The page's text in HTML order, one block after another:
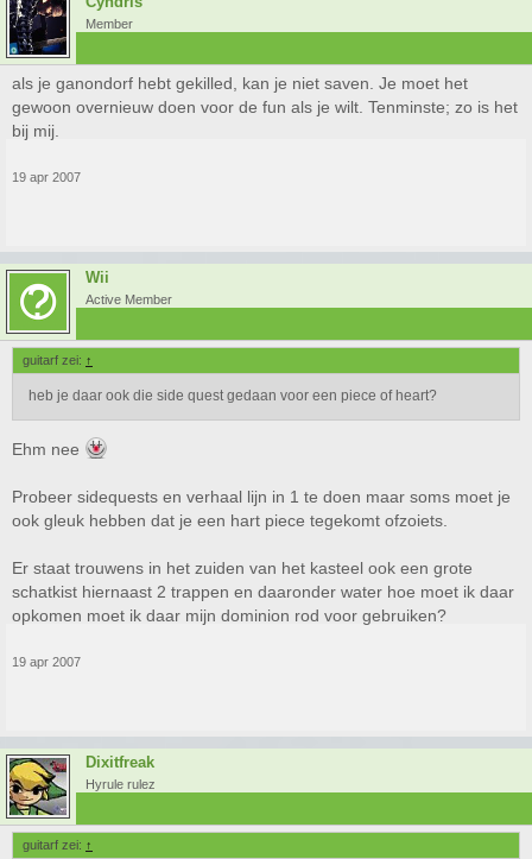
Member
als je ganondorf hebt gekilled, kan je niet saven. Je moet het
gewoon overnieuw doen voor de fun als je wilt. Tenminste; zo is het
bij mij.
19 apr 2007
Wii
Active Member
guitarf zei: ↑
heb je daar ook die side quest gedaan voor een piece of heart?
Ehm nee
Probeer sidequests en verhaal lijn in 1 te doen maar soms moet je
ook gleuk hebben dat je een hart piece tegekomt ofzoiets.
Er staat trouwens in het zuiden van het kasteel ook een grote
schatkist hiernaast 2 trappen en daaronder water hoe moet ik daar
opkomen moet ik daar mijn dominion rod voor gebruiken?
19 apr 2007
Dixitfreak
Hyrule rulez
guitarf zei: ↑